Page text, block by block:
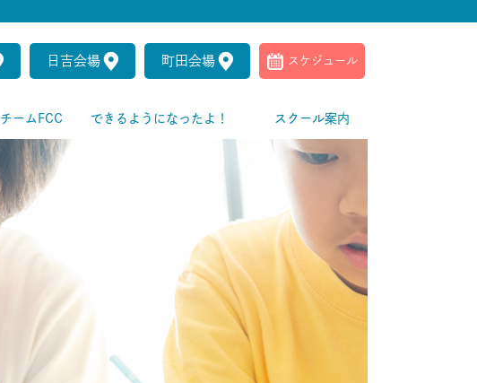
日吉会場 町田会場 スケジュール
チームFCC できるようになったよ！ スクール案内